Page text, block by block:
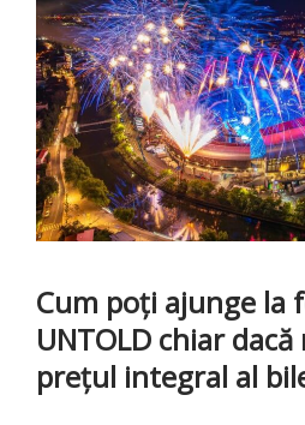
Cum poți ajunge la
UNTOLD chiar
prețul integral al